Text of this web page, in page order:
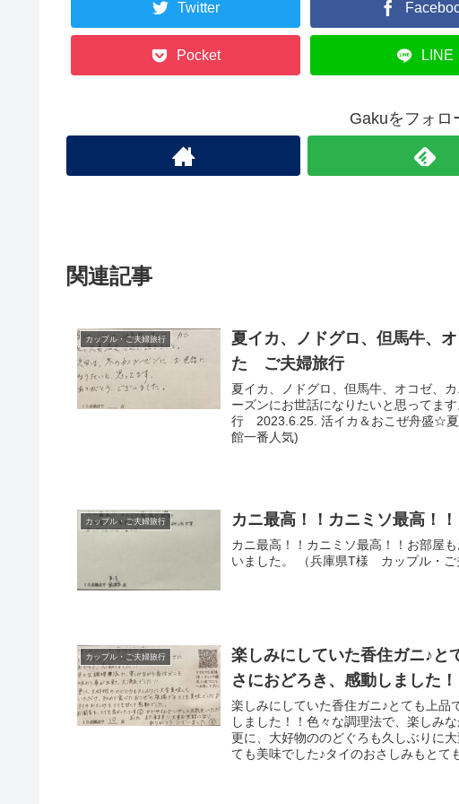
Twitter
Pocket LINE
Gakuをフォロ
関連記事
カップル・ご夫婦旅行
夏イカ、ノドグロ、但馬牛、
た ご夫婦旅行
夏イカ、ノドグロ、但馬牛、オコゼ、
ーズンにお世話になりたいと思ってま
行 2023.6.25. 活イカ＆おこぜ舟盛☆夏
館一番人気)
カップル・ご夫婦旅行 カニ最高！！カニミソ最高
カニ最高！！カニミソ最高！！お部屋
いました。 （兵庫県T様 カップル・ご
カップル・ご夫婦旅行
楽しみにしていた香住ガニ♪と
さにおどろき、感動しました
楽しみにしていた香住ガニ♪とても上品
しました！！色々な調理法で、楽しみ
更に、大好物ののどぐろも久しぶりに
ても美味でした♪タイのおさしみもとて